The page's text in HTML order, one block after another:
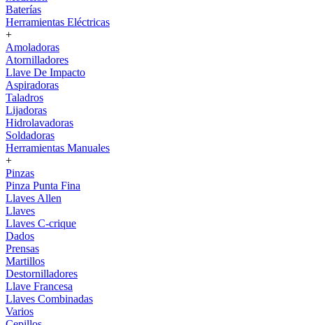
Baterías
Herramientas Eléctricas
+
Amoladoras
Atornilladores
Llave De Impacto
Aspiradoras
Taladros
Lijadoras
Hidrolavadoras
Soldadoras
Herramientas Manuales
+
Pinzas
Pinza Punta Fina
Llaves Allen
Llaves
Llaves C-crique
Dados
Prensas
Martillos
Destornilladores
Llave Francesa
Llaves Combinadas
Varios